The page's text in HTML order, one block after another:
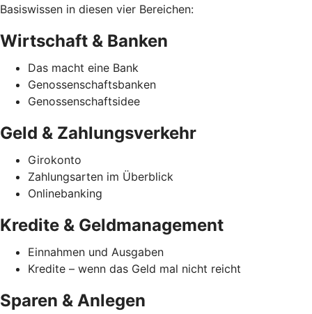
Basiswissen in diesen vier Bereichen:
Wirtschaft & Banken
Das macht eine Bank
Genossenschaftsbanken
Genossenschaftsidee
Geld & Zahlungsverkehr
Girokonto
Zahlungsarten im Überblick
Onlinebanking
Kredite & Geldmanagement
Einnahmen und Ausgaben
Kredite – wenn das Geld mal nicht reicht
Sparen & Anlegen